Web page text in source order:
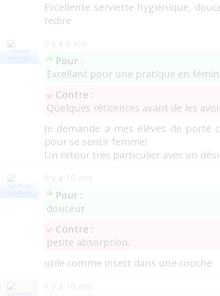
Excellente serviette hygiénique,
redire
mariusse
il y a 6 ans
Pour :
Excellant pour une pratique en
Contre :
Quelques réticences avant de les
Je demande a mes élèves de porté
pour se sentir femme!
Un retour très particulier avec un
laglobule
il y a 10 ans
Pour :
douceur
Contre :
petite absorption.
utile comme insert dans une couche
il y a 10 ans